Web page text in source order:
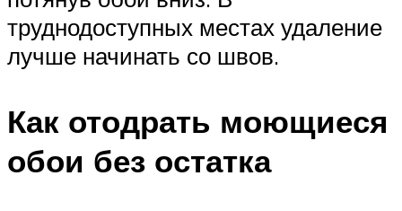
труднодоступных местах удаление
лучше начинать со швов.
Как отодрать моющиеся
обои без остатка